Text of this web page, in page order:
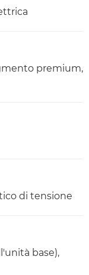
premium,
di tensione
base),